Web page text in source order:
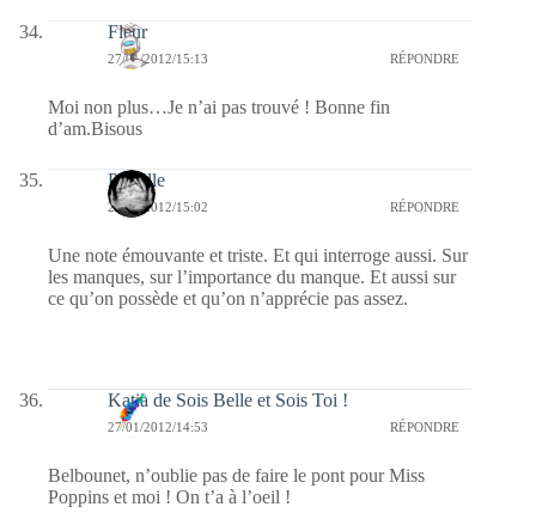
Fleur
27/01/2012/15:13 RÉPONDRE
Moi non plus…Je n’ai pas trouvé ! Bonne fin
d’am.Bisous
Pastelle
27/01/2012/15:02 RÉPONDRE
Une note émouvante et triste. Et qui interroge aussi. Sur
les manques, sur l’importance du manque. Et aussi sur
ce qu’on possède et qu’on n’apprécie pas assez.
Katia de Sois Belle et Sois Toi !
27/01/2012/14:53 RÉPONDRE
Belbounet, n’oublie pas de faire le pont pour Miss
Poppins et moi ! On t’a à l’oeil !